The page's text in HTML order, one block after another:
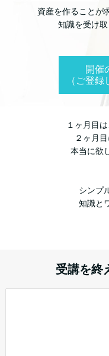
資産を作ることが
知識を受け取
開催
（ご登録
１ヶ月目
２ヶ月
本当に欲
シンプ
知識と
受講を終